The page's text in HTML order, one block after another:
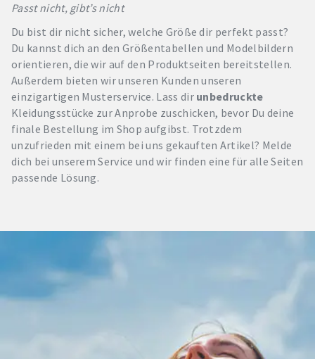
Passt nicht, gibt’s nicht
Du bist dir nicht sicher, welche Größe dir perfekt passt?
Du kannst dich an den Größentabellen und Modelbildern
orientieren, die wir auf den Produktseiten bereitstellen.
Außerdem bieten wir unseren Kunden unseren
einzigartigen Musterservice. Lass dir unbedruckte
Kleidungsstücke zur Anprobe zuschicken, bevor Du deine
finale Bestellung im Shop aufgibst. Trotzdem
unzufrieden mit einem bei uns gekauften Artikel? Melde
dich bei unserem Service und wir finden eine für alle Seiten
passende Lösung.